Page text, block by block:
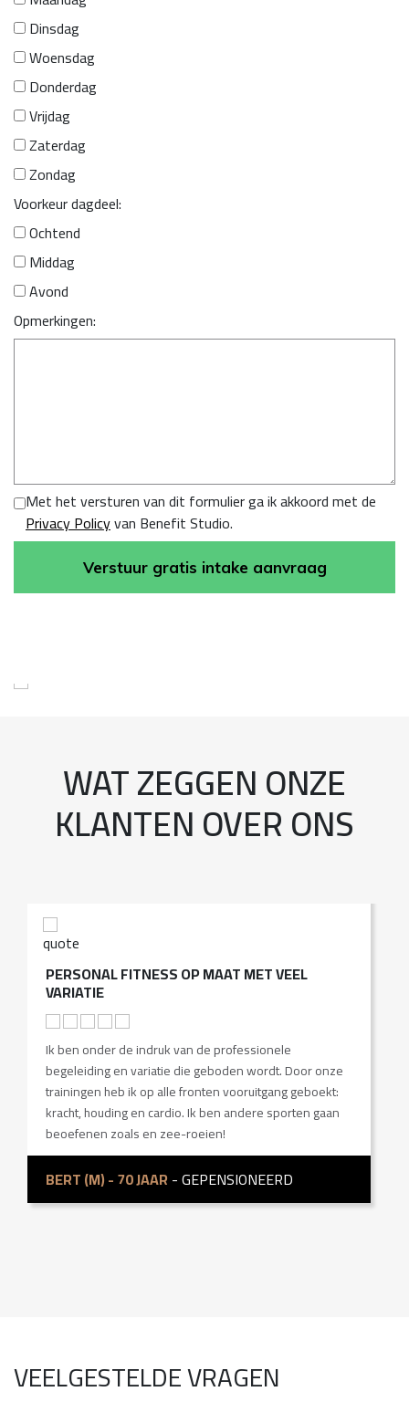
Dinsdag
Woensdag
Donderdag
Vrijdag
Zaterdag
Zondag
Voorkeur dagdeel:
Ochtend
Middag
Avond
Opmerkingen:
Met het versturen van dit formulier ga ik akkoord met de
Privacy Policyvan Benefit Studio.
Verstuur gratis intake aanvraag
WAT ZEGGEN ONZE
KLANTEN OVER ONS
PERSONAL FITNESS OP MAAT MET VEEL
VARIATIE
Ik ben onder de indruk van de professionele
begeleiding en variatie die geboden wordt. Door onze
trainingen heb ik op alle fronten vooruitgang geboekt:
kracht, houding en cardio. Ik ben andere sporten gaan
beoefenen zoals en zee-roeien!
BERT (M) - 70 JAAR - GEPENSIONEERD
VEELGESTELDE VRAGEN